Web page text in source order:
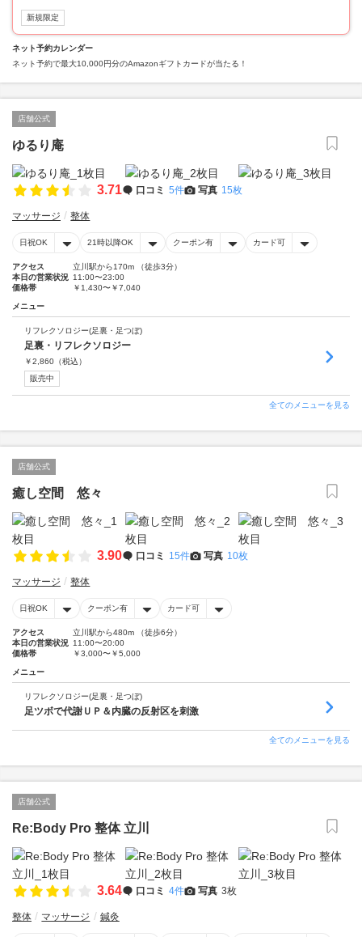
新規限定
ネット予約カレンダー
ネット予約で最大10,000円分のAmazonギフトカードが当たる！
店舗公式
ゆるり庵
3.71 口コミ 5件 写真 15枚
マッサージ 整体
日祝OK 21時以降OK クーポン有 カード可
アクセス
立川駅から170m （徒歩3分）
本日の営業状況 11:00〜23:00
価格帯
￥1,430〜￥7,040
メニュー
リフレクソロジー(足裏・足つぼ)
足裏・リフレクソロジー
￥2,860 （税込）
販売中
全てのメニューを見る
店舗公式
癒し空間 悠々
3.90 口コミ 15件 写真 10枚
マッサージ 整体
日祝OK クーポン有 カード可
アクセス
立川駅から480m （徒歩6分）
本日の営業状況 11:00〜20:00
価格帯
￥3,000〜￥5,000
メニュー
リフレクソロジー(足裏・足つぼ)
足ツボで代謝ＵＰ＆内臓の反射区を刺激
全てのメニューを見る
店舗公式
Re:Body Pro 整体 立川
3.64 口コミ 4件 写真 3枚
整体 マッサージ 鍼灸